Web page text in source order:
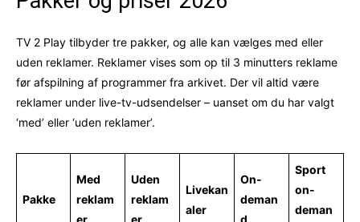
TV 2 Play tilbyder tre pakker, og alle kan vælges med eller
uden reklamer. Reklamer vises som op til 3 minutters reklame
før afspilning af programmer fra arkivet. Der vil altid være
reklamer under live-tv-udsendelser – uanset om du har valgt
‘med’ eller ‘uden reklamer’.
Pakke
Med
reklam
er
Uden
reklam
er
Livekan
aler
On-
deman
d
Sport
on-
deman